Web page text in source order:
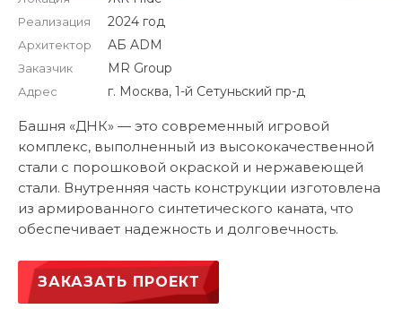
Реализация
Архитектор
Заказчик
Адрес
2024 год
АБ ADM
MR Group
г. Москва, 1-й Сетуньский пр-д
Башня «ДНК» — это современный игровой
комплекс, выполненный из высококачественной
стали с порошковой окраской и нержавеющей
стали. Внутренняя часть конструкции изготовлена
из армированного синтетического каната, что
обеспечивает надежность и долговечность.
ЗАКАЗАТЬ ПРОЕКТ